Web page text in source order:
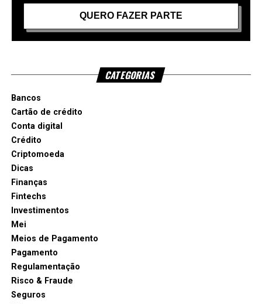
CATEGORIAS
Bancos
Cartão de crédito
Conta digital
Crédito
Criptomoeda
Dicas
Finanças
Fintechs
Investimentos
Mei
Meios de Pagamento
Pagamento
Regulamentação
Risco & Fraude
Seguros